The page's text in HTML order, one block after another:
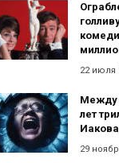
22 июля
Между
лет
29